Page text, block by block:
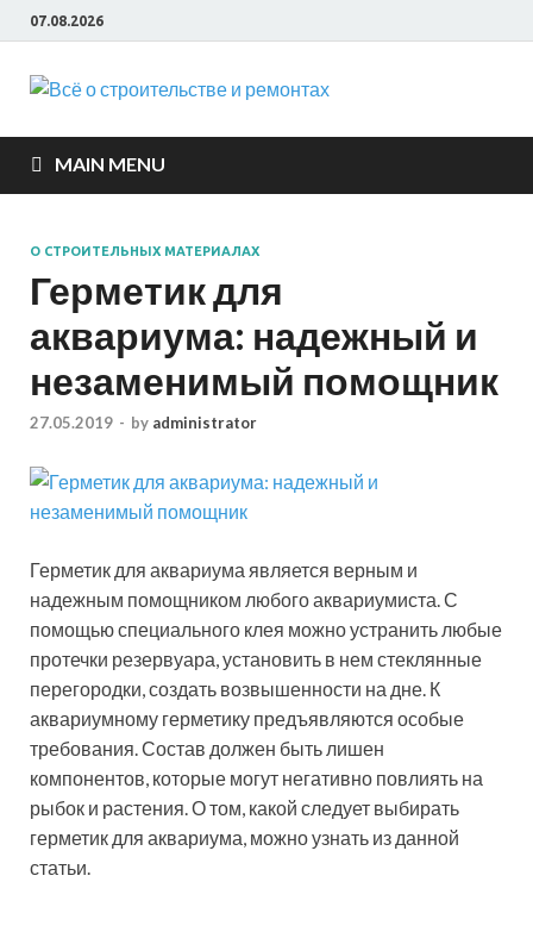
07.08.2026
Всё о
MAIN MENU
О СТРОИТЕЛЬНЫХ МАТЕРИАЛАХ
Герметик для
аквариума: надежный и
незаменимый помощник
27.05.2019 - by administrator
Герметик для аквариума является верным и
надежным помощником любого аквариумиста. С
помощью специального клея можно устранить любые
протечки резервуара, установить в нем стеклянные
перегородки, создать возвышенности на дне. К
аквариумному герметику предъявляются особые
требования. Состав должен быть лишен
компонентов, которые могут негативно повлиять на
рыбок и растения. О том, какой следует выбирать
герметик для аквариума, можно узнать из данной
статьи.